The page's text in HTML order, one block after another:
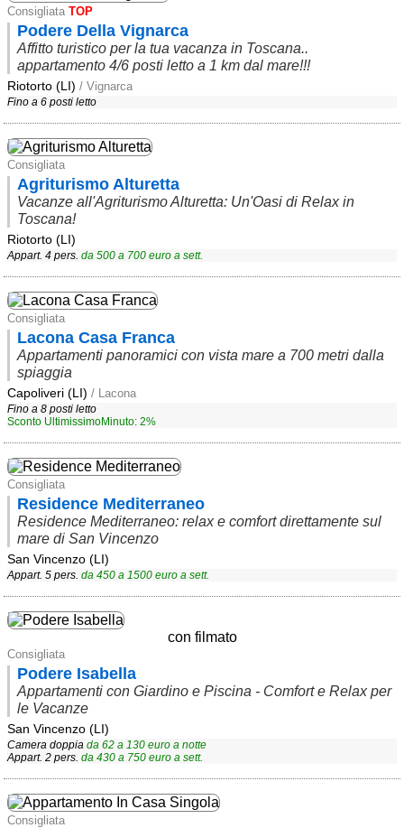
Consigliata TOP
Podere Della Vignarca
Affitto turistico per la tua vacanza in Toscana..
appartamento 4/6 posti letto a 1 km dal mare!!!
Riotorto (LI) / Vignarca
Fino a 6 posti letto
Consigliata
Agriturismo Alturetta
Vacanze all'Agriturismo Alturetta: Un'Oasi di Relax in
Toscana!
Riotorto (LI)
Appart. 4 pers. da 500 a 700 euro a sett.
Consigliata
Lacona Casa Franca
Appartamenti panoramici con vista mare a 700 metri dalla
spiaggia
Capoliveri (LI) / Lacona
Fino a 8 posti letto
Sconto UltimissimoMinuto: 2%
Consigliata
Residence Mediterraneo
Residence Mediterraneo: relax e comfort direttamente sul
mare di San Vincenzo
San Vincenzo (LI)
Appart. 5 pers. da 450 a 1500 euro a sett.
con filmato
Consigliata
Podere Isabella
Appartamenti con Giardino e Piscina - Comfort e Relax per
le Vacanze
San Vincenzo (LI)
Camera doppia da 62 a 130 euro a notte
Appart. 2 pers. da 430 a 750 euro a sett.
Consigliata
Veneto(179)